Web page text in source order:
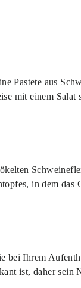
Pastete aus
mit einem
in dem
bei Ihrem
ist, daher sein